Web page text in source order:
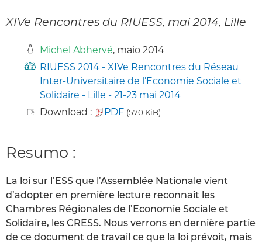
XIVe Rencontres du RIUESS, mai 2014, Lille
Michel Abhervé, maio 2014
RIUESS 2014 - XIVe Rencontres du Réseau
Inter-Universitaire de l’Economie Sociale et
Solidaire - Lille - 21-23 mai 2014
Download :
PDF (570 KiB)
Resumo :
La loi sur l’ESS que l’Assemblée Nationale vient
d’adopter en première lecture reconnaît les
Chambres Régionales de l’Economie Sociale et
Solidaire, les CRESS. Nous verrons en dernière partie
de ce document de travail ce que la loi prévoit, mais